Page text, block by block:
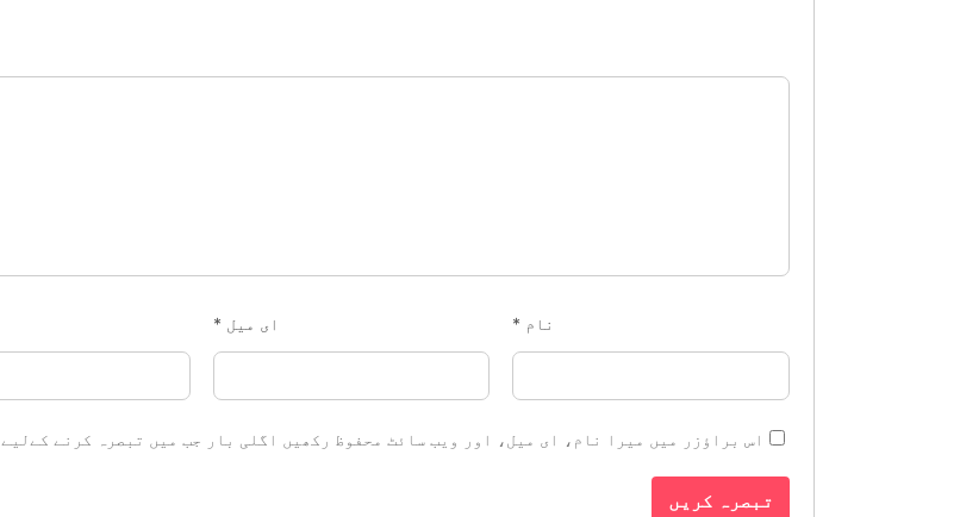
نام * ای میل *
اس براؤزر میں میرا نام، ای میل، اور ویب سائٹ محفوظ رکھیں اگلی بار جب میں تبصرہ کرنے کےلیے۔